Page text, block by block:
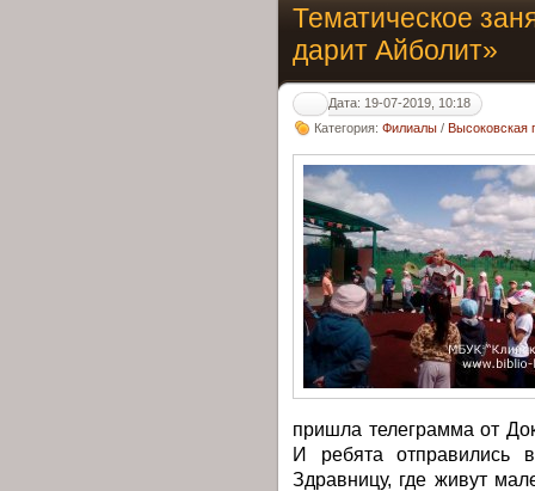
Тематическое
дарит Айболит»
Дата: 19-07-2019, 10:18
Категория: Филиалы / Высоковская
пришла телеграмма от
И ребята отправились
Здравницу, где живут